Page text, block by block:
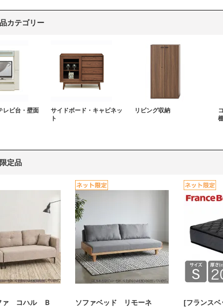
カテゴリー
レビ台・壁面
サイドボード・キャビネッ
ト
リビング収納
定品
ァ コハル Ｂ
ソファベッド リモーネ
[フランスベ